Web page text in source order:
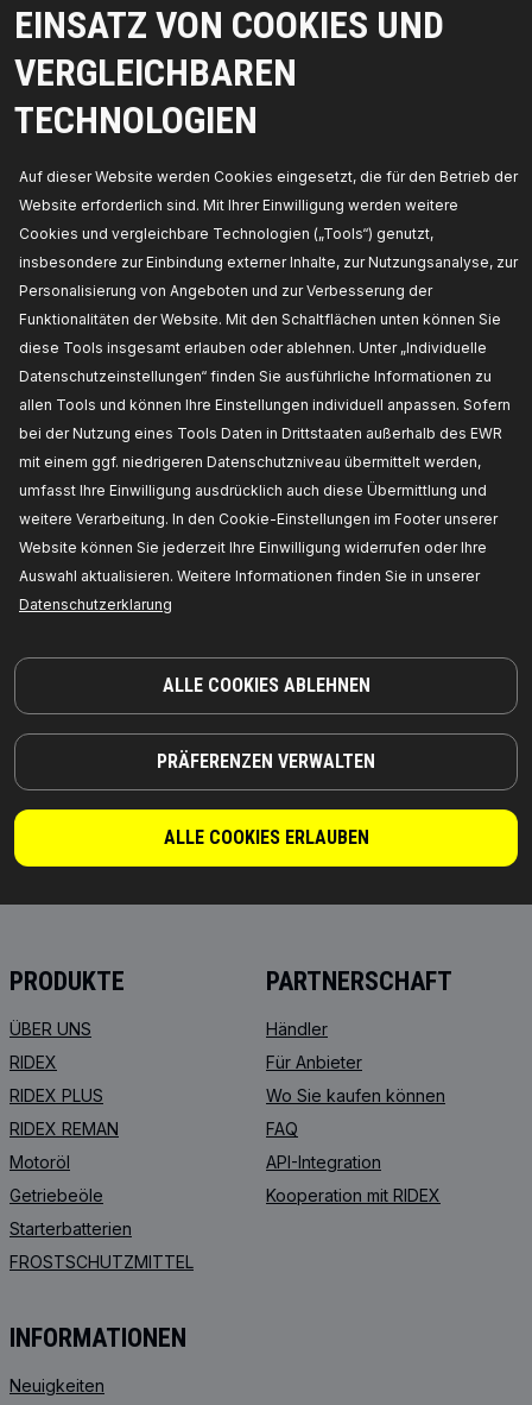
EINSATZ VON COOKIES UND
VERGLEICHBAREN
TECHNOLOGIEN
Auf dieser Website werden Cookies eingesetzt, die für den Betrieb der
Website erforderlich sind. Mit Ihrer Einwilligung werden weitere
Cookies und vergleichbare Technologien („Tools“) genutzt,
insbesondere zur Einbindung externer Inhalte, zur Nutzungsanalyse, zur
Personalisierung von Angeboten und zur Verbesserung der
Funktionalitäten der Website. Mit den Schaltflächen unten können Sie
diese Tools insgesamt erlauben oder ablehnen. Unter „Individuelle
Datenschutzeinstellungen“ finden Sie ausführliche Informationen zu
allen Tools und können Ihre Einstellungen individuell anpassen. Sofern
bei der Nutzung eines Tools Daten in Drittstaaten außerhalb des EWR
mit einem ggf. niedrigeren Datenschutzniveau übermittelt werden,
umfasst Ihre Einwilligung ausdrücklich auch diese Übermittlung und
weitere Verarbeitung. In den Cookie-Einstellungen im Footer unserer
Website können Sie jederzeit Ihre Einwilligung widerrufen oder Ihre
Auswahl aktualisieren. Weitere Informationen finden Sie in unserer
Datenschutzerklarung
ALLE COOKIES ABLEHNEN
PRÄFERENZEN VERWALTEN
ALLE COOKIES ERLAUBEN
RIDEX Druckschalter, Servolenkung
Verpackungstiefe [cm]:
Anzahl der Steckkontakte:
Hersteller Artikelnummer:
Hersteller:RIDEX,
Nicht auf Lager
PREIS FÜR HÄNDLER ERHALTEN
3860O0005
RIDEX Druckschalter, Servolenkung
Gehäusefarbe:schwarz,Schlüsselweite:19,
M12X1,75,Hersteller Artikelnummer:
3860O0005,Die Hersteller:RIDEX,EAN-
Nummer(n):4065739043007
Verfügbarkeit im Lager:
PREIS FÜR HÄNDLER ERHALTEN
TEILE, AUF DIE SIE SICH VERLASSEN KÖNNEN
© 2026 | RIDEX GMBH
PRODUKTE
ÜBER UNS
RIDEX
RIDEX PLUS
RIDEX REMAN
Motoröl
Getriebeöle
Starterbatterien
FROSTSCHUTZMITTEL
PARTNERSCHAFT
Händler
Für Anbieter
Wo Sie kaufen können
FAQ
API-Integration
Kooperation mit RIDEX
INFORMATIONEN
Neuigkeiten